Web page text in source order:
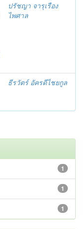
ปรัชญา จารุเรือง
ไพศาล
ธีรวัตร์ อัครดีไชยกูล
1
1
1